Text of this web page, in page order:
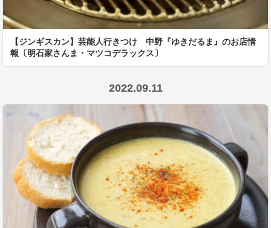
【ジンギスカン】芸能人行きつけ 中野『ゆきだるま』のお店情
報〔明石家さんま・マツコデラックス〕
2022.09.11